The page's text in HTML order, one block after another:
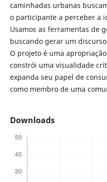
caminhadas urbanas
o participante a perceber a
Usamos as ferramentas de
buscando gerar um
O projeto é uma
constrói uma visualidade
expanda seu papel de
como membro de uma
Downloads